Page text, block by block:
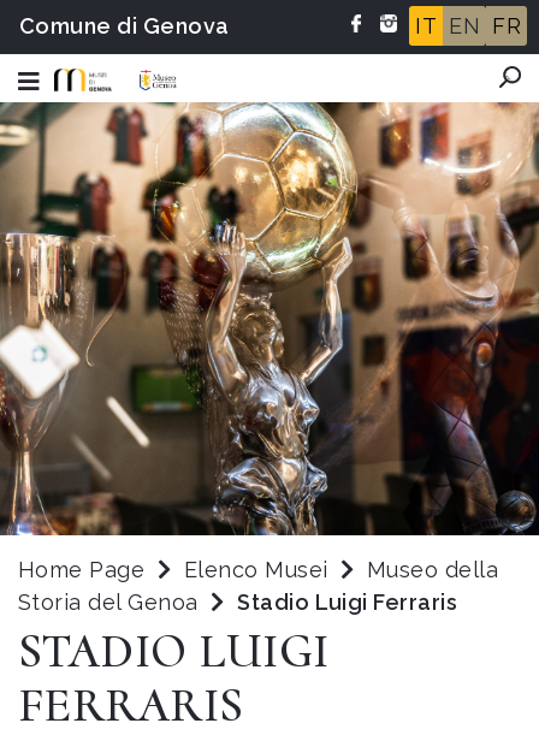
Comune di Genova IT EN FR
Home Page Elenco Musei
Museo della
Storia del Genoa
Stadio Luigi Ferraris
STADIO LUIGI
FERRARIS